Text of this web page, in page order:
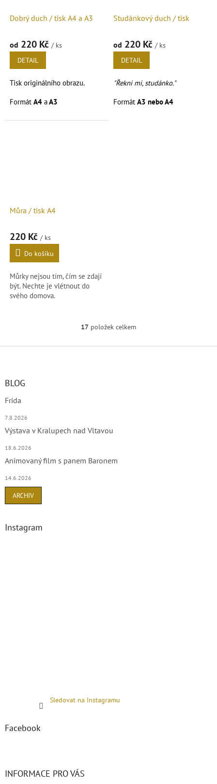
Dobrý duch / tisk A4 a A3
od 220 Kč / ks
DETAIL
Tisk originálního obrazu.
Formát A4 aA3
Podrobnosti čtěte v popisu
Studánkový duch / tisk
od 220 Kč / ks
DETAIL
"Řekni mi, studánko."
Formát A3 nebo A4
Můra / tisk A4
220 Kč / ks
Do košíku
Můrky nejsou tím, čím se zdají
být. Nechte je vlétnout do
svého domova.
O
l
k
ý
17 položek celkem
BLOG
Frida
7.8.2026
Výstava v Kralupech nad Vltavou
18.6.2026
Animovaný film s panem Baronem
14.6.2026
ARCHIV
Instagram
Sledovat na Instagramu
Facebook
INFORMACE PRO VÁS